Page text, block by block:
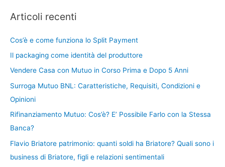
Articoli recenti
Cos’è e come funziona lo Split Payment
Il packaging come identità del produttore
Vendere Casa con Mutuo in Corso Prima e Dopo 5 Anni
Surroga Mutuo BNL: Caratteristiche, Requisiti, Condizioni e
Opinioni
Rifinanziamento Mutuo: Cos’è? E’ Possibile Farlo con la Stessa
Banca?
Flavio Briatore patrimonio: quanti soldi ha Briatore? Quali sono i
business di Briatore, figli e relazioni sentimentali